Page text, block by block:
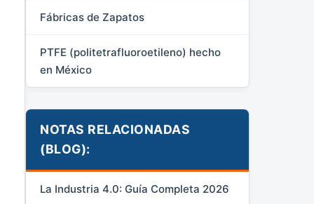
Fábricas de Zapatos
PTFE (politetrafluoroetileno) hecho
en México
NOTAS RELACIONADAS
(BLOG):
La Industria 4.0: Guía Completa 2026